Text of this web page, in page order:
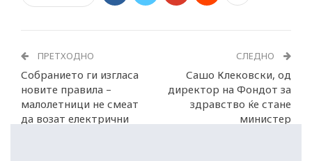
ПРЕТХОДНО
Собранието ги изгласа
новите правила –
малолетници не смеат
да возат електрични
СЛЕДНО
Сашо Клековски, од
директор на Фондот за
здравство ќе стане
министер